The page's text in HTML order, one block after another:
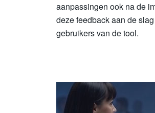
aanpassingen ook na de
deze feedback aan de
gebruikers van de tool.